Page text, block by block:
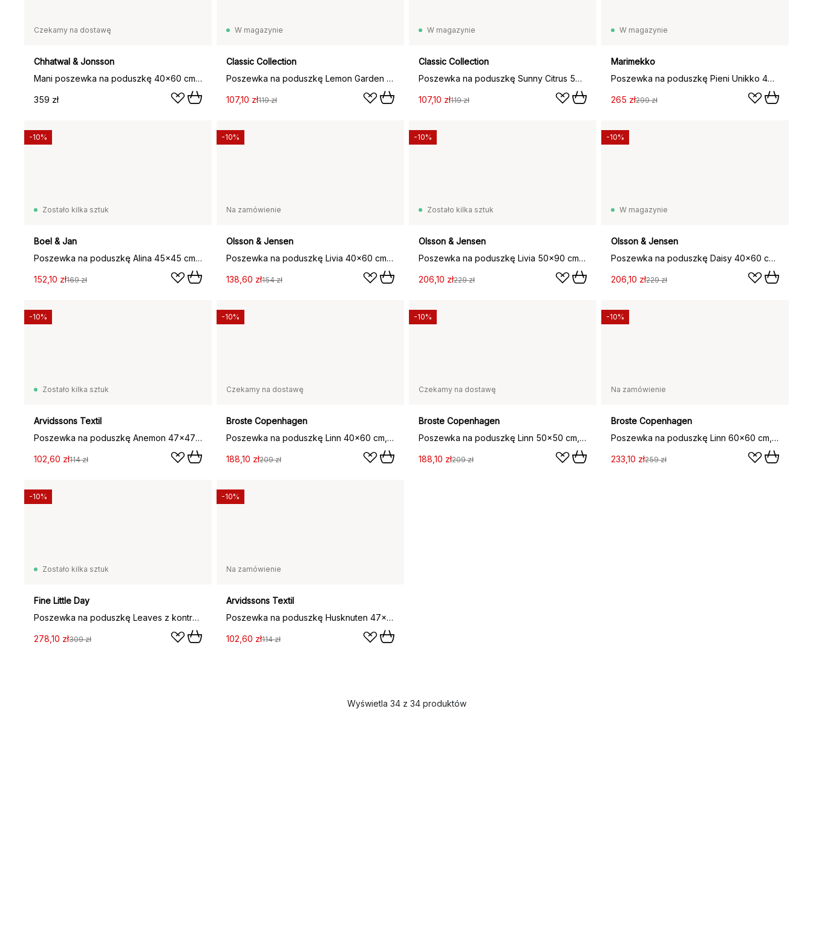
Czekamy na dostawę
Chhatwal & Jonsson
Mani poszewka na poduszkę 40x60 cm, Rose
359 zł
W magazynie
Classic Collection
Poszewka na poduszkę Lemon Garden 50x50 cm, Zielona
107,10 zł119 zł
W magazynie
Classic Collection
Poszewka na poduszkę Sunny Citrus 50x50 cm, Zielona
107,10 zł119 zł
W magazynie
Marimekko
Poszewka na poduszkę Pieni Unikko 47x47 cm, Pink
265 zł299 zł
Zostało kilka sztuk
Boel & Jan
Poszewka na poduszkę Alina 45x45 cm, Różowo-biała
152,10 zł169 zł
-10%
Na zamówienie
Olsson & Jensen
Poszewka na poduszkę Livia 40x60 cm, Stary róż
138,60 zł154 zł
-10%
Zostało kilka sztuk
Olsson & Jensen
Poszewka na poduszkę Livia 50x90 cm, Stary róż
206,10 zł229 zł
-10%
W magazynie
Olsson & Jensen
Poszewka na poduszkę Daisy 40x60 cm, Stary róż
206,10 zł229 zł
-10%
Zostało kilka sztuk
Arvidssons Textil
Poszewka na poduszkę Anemon 47x47 cm, Różowa
102,60 zł114 zł
-10%
Czekamy na dostawę
Broste Copenhagen
Poszewka na poduszkę Linn 40x60 cm, Mauve pink
188,10 zł209 zł
-10%
Czekamy na dostawę
Broste Copenhagen
Poszewka na poduszkę Linn 50x50 cm, Mauve pink
188,10 zł209 zł
-10%
Na zamówienie
Broste Copenhagen
Poszewka na poduszkę Linn 60x60 cm, Mauve pink
233,10 zł259 zł
-10%
Zostało kilka sztuk
Fine Little Day
Poszewka na poduszkę Leaves z kontrastem 48x48 cm, Green-pink
278,10 zł309 zł
-10%
Na zamówienie
Arvidssons Textil
Poszewka na poduszkę Husknuten 47x47 cm, Różowy
102,60 zł114 zł
-10%
Wyświetla 34 z 34 produktów